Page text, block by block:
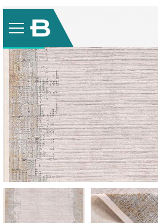
Black&Brown Серия
Bakir